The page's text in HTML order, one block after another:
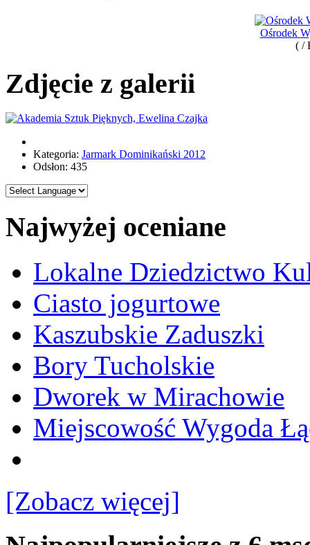
Ośrodek
( /
Zdjęcie z galerii
Kategoria: Jarmark Dominikański 2012
Odsłon: 435
Najwyżej oceniane
Lokalne Dziedzictwo
Ciasto jogurtowe
Kaszubskie Zaduszki
Bory Tucholskie
Dworek w Mirachowie
Miejscowość Wygoda
[Zobacz więcej]